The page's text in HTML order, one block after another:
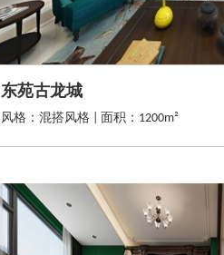
东苑古龙城
风格：混搭风格 | 面积：1200m²